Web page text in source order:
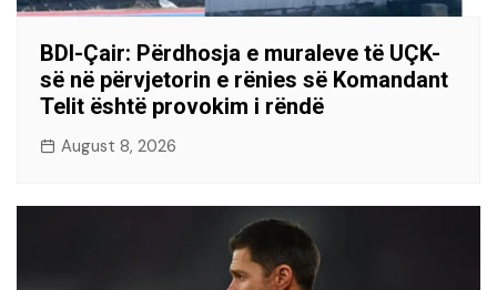
BDI-Çair: Përdhosja e muraleve të UÇK-
së në përvjetorin e rënies së Komandant
Telit është provokim i rëndë
August 8, 2026